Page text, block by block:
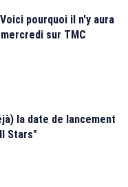
pourquoi il n'y aura
sur TMC
la date de lancement
Stars"